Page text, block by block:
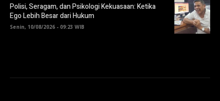
Polisi, Seragam, dan Psikologi Kekuasaan: Ketika
Ego Lebih Besar dari Hukum
Senin, 10/08/2026 - 09:23 WIB